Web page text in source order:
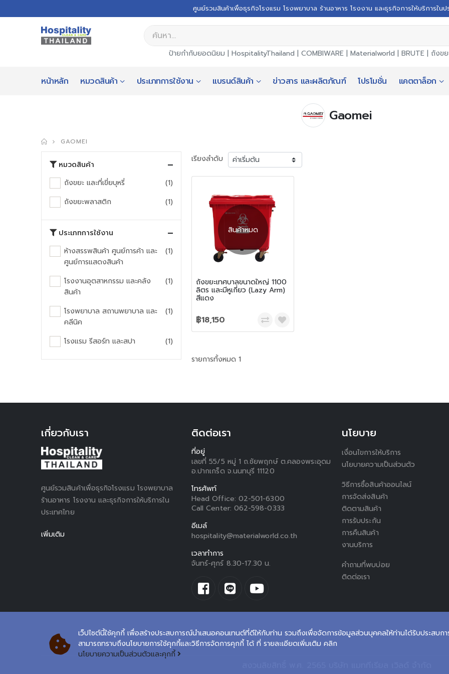
ศูนย์รวมสินค้าเพื่อธุรกิจโรงแรม โรงพยาบาล ร้านอาหาร โรงงาน และธุรกิจการให้บริการในป
ป้ายกำกับยอดนิยม | HospitalityThailand | COMBIWARE | Materialworld | BRUTE | ถังข
หน้าหลัก หมวดสินค้า ประเภทการใช้งาน แบรนด์สินค้า ข่าวสาร และผลิตภัณฑ์ โปรโมชั่น แคตตาล็อก
Gaomei
GAOMEI
เรียงลำดับ
สินค้าหมด
ถังขยะเทศบาลขนาดใหญ่ 1100
ลิตร และมีหูเกี่ยว (Lazy Arm)
สีแดง
฿18,150
รายการทั้งหมด 1
หมวดสินค้า
ถังขยะ และที่เขี่ยบุหรี่
(1)
ถังขยะพลาสติก
(1)
ประเภทการใช้งาน
ห้างสรรพสินค้า ศูนย์การค้า และ
ศูนย์การแสดงสินค้า
(1)
โรงงานอุตสาหกรรม และคลัง
สินค้า
(1)
โรงพยาบาล สถานพยาบาล และ
คลีนิค
(1)
โรงแรม รีสอร์ท และสปา (1)
เว็ปไซต์นี้ใช้คุกกี้ เพื่อสร้างประสบการณ์นำเสนอคอนเทนต์ที่ดีให้กับท่าน รวมถึงเพื่อจัดการข้อมูลส่วนบุคคลให้ท่านได้รับประสบก
สามารถทราบถึงนโยบายการใช้คุกกี้และวิธีการจัดการคุกกี้ ได้ ที่ รายละเอียดเพิ่มเติม คลิก
นโยบายความเป็นส่วนตัวและคุกกี้
เกี่ยวกับเรา
ศูนย์รวมสินค้าเพื่อธุรกิจโรงแรม โรงพยาบาล
ร้านอาหาร โรงงาน และธุรกิจการให้บริการใน
ประเทศไทย
เพิ่มเติม
ติดต่อเรา
ที่อยู่
เลขที่ 55/5 หมู่ 1 ถ.ชัยพฤกษ์ ต.คลองพระอุดม
อ.ปากเกร็ด จ.นนทบุรี 11120
โทรศัพท์
Head Office: 02-501-6300
Call Center: 062-598-0333
อีเมล์
hospitality@materialworld.co.th
เวลาทำการ
จันทร์-ศุกร์ 8.30-17.30 น.
นโยบาย
เงื่อนไขการให้บริการ
นโยบายความเป็นส่วนตัว
วิธีการซื้อสินค้าออนไลน์
การจัดส่งสินค้า
ติดตามสินค้า
การรับประกัน
การคืนสินค้า
งานบริการ
คำถามที่พบบ่อย
ติดต่อเรา